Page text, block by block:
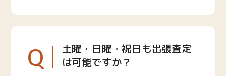
Q
土曜・日曜・祝日も出張査定
は可能ですか？